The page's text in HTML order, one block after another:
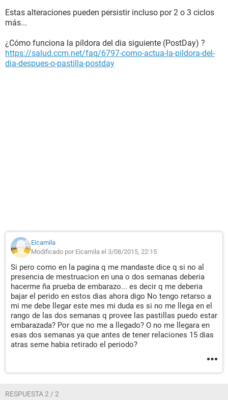
Estas alteraciones pueden persistir incluso por 2 o 3 ciclos
más...
¿Cómo funciona la píldora del dia siguiente (PostDay) ?
https://salud.ccm.net/faq/6797-como-actua-la-pildora-del-
dia-despues-o-pastilla-postday
Eicamila
Modificado por Eicamila el 3/08/2015, 22:15
Si pero como en la pagina q me mandaste dice q si no al
presencia de mestruacion en una o dos semanas deberia
hacerme ña prueba de embarazo... es decir q me deberia
bajar el perido en estos dias ahora digo No tengo retarso a
mi me debe llegar este mes mi duda es si no me llega en el
rango de las dos semanas q provee las pastillas puedo estar
embarazada? Por que no me a llegado? O no me llegara en
esas dos semanas ya que antes de tener relaciones 15 dias
atras seme habia retirado el periodo?
RESPUESTA 2 / 2